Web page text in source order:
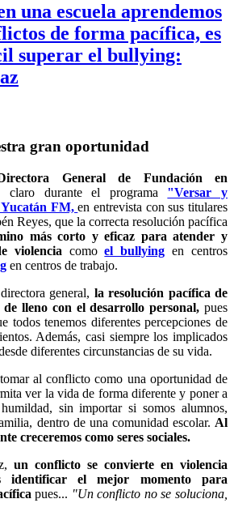
una escuela aprendemos
de forma pacífica, es
superar el bullying:
gran oportunidad
General de Fundación en
durante el programa
"Versar y
FM,en entrevista con sus titulares
Reyes, que la correcta resolución pacífica
más corto y eficaz para atender y
violencia comoel bullying en centros
en centros de trabajo.
general, la resolución pacífica de
de lleno con el desarrollo personal, pues
todos tenemos diferentes percepciones de
Además, casi siempre los implicados
diferentes circunstancias de su vida.
al conflicto como una oportunidad de
ver la vida de forma diferente y poner a
sin importar si somos alumnos,
dentro de una comunidad escolar. Al
creceremos como seres sociales.
un conflicto se convierte en violencia
identificar el mejor momento para
pues... "Un conflicto no se soluciona,